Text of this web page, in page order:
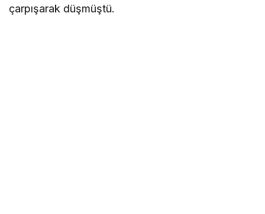
çarpışarak düşmüştü.